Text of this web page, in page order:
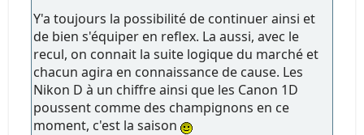
Y'a toujours la possibilité de continuer ainsi et
de bien s'équiper en reflex. La aussi, avec le
recul, on connait la suite logique du marché et
chacun agira en connaissance de cause. Les
Nikon D à un chiffre ainsi que les Canon 1D
poussent comme des champignons en ce
moment, c'est la saison